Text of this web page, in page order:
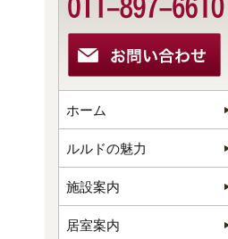
ホーム
ルルドの魅力
施設案内
居室案内